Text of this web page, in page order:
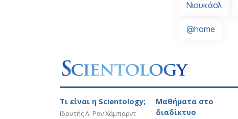
Νιουκάσλ
@home
Τι είναι η Scientology;
Ιδρυτής Λ. Ρον Χάμπαρντ
Μαθήματα στο
διαδίκτυο